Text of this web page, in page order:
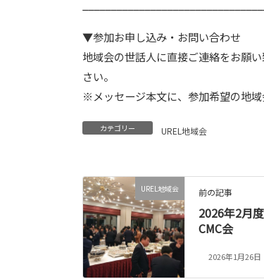
▼参加お申し込み・お問い合わせ
地域会の世話人に直接ご連絡をお願
さい。
※メッセージ本文に、参加希望の地域
カテゴリー UREL地域会
UREL地域会 前の記事
2026年2月
CMC会
2026年1月26日